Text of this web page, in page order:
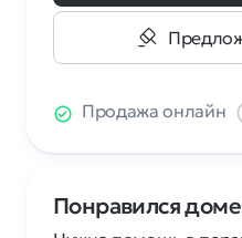
Продажа онлайн
Понравился